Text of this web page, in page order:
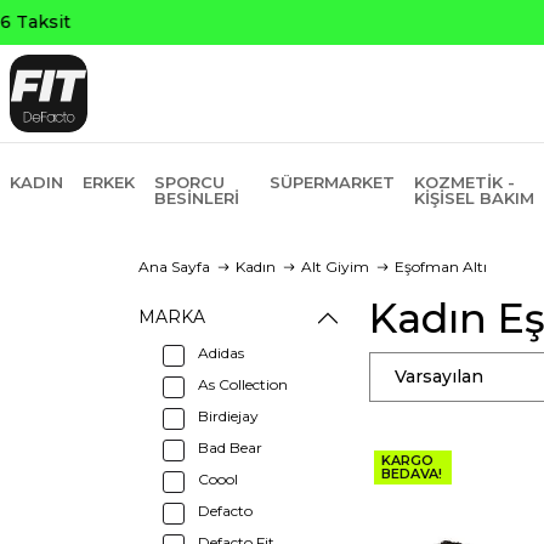
KADIN ERKEK
SPORCU
BESINLERI
SÜPERMARKET
KOZMETIK -
KIŞISEL BAKIM
Ana Sayfa Kadın Alt Giyim Eşofman Altı
MARKA
Adidas
As Collection
Birdiejay
Bad Bear
Coool
Defacto
Kadın
Varsayılan
KARGO
BEDAVA!